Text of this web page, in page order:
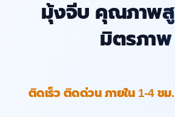
มุ้งจีบ คุณภาพสู
มิตรภาพ
ติดเร็ว ติดด่วน ภายใน 1-4 ช